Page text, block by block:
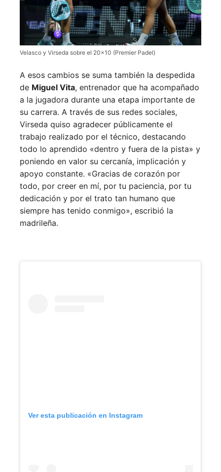
Velasco y Virseda sobre el 20×10 (Premier Padel)
A esos cambios se suma también la despedida
de Miguel Vita, entrenador que ha acompañado
a la jugadora durante una etapa importante de
su carrera. A través de sus redes sociales,
Virseda quiso agradecer públicamente el
trabajo realizado por el técnico, destacando
todo lo aprendido «dentro y fuera de la pista» y
poniendo en valor su cercanía, implicación y
apoyo constante. «Gracias de corazón por
todo, por creer en mí, por tu paciencia, por tu
dedicación y por el trato tan humano que
siempre has tenido conmigo», escribió la
madrileña.
Ver esta publicación en Instagram